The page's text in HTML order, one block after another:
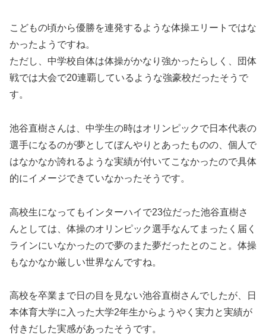
こどもの頃から優勝を連発するような体操エリートではな
かったようですね。
ただし、中学校自体は体操がかなり強かったらしく、団体
戦では大会で20連覇しているような強豪校だったそうで
す。
池谷直樹さんは、中学生の時はオリンピックで日本代表の
選手になるのが夢としてぼんやりとあったものの、個人で
はなかなか誇れるような実績が付いてこなかったので具体
的にイメージできていなかったそうです。
高校生になってもインターハイで23位だった池谷直樹さ
んとしては、体操のオリンピック選手なんてまったく届く
ラインにいなかったので夢のまた夢だったとのこと。体操
もなかなか厳しい世界なんですね。
高校を卒業まで日の目を見ない池谷直樹さんでしたが、日
本体育大学に入った大学2年生からようやく実力と実績が
付きだした実感があったそうです。